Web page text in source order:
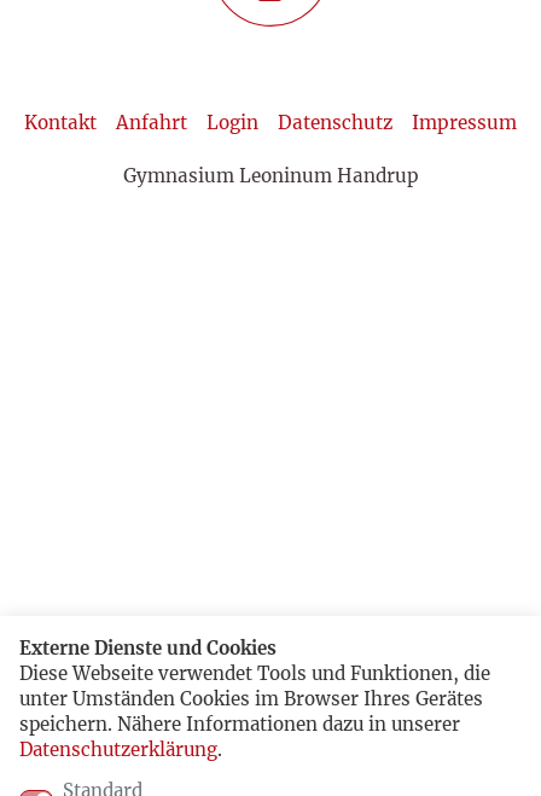
Kontakt Anfahrt Login Datenschutz Impressum
Gymnasium Leoninum Handrup
Externe Dienste und Cookies
Diese Webseite verwendet Tools und Funktionen, die
unter Umständen Cookies im Browser Ihres Gerätes
speichern. Nähere Informationen dazu in unserer
Datenschutzerklärung.
Standard